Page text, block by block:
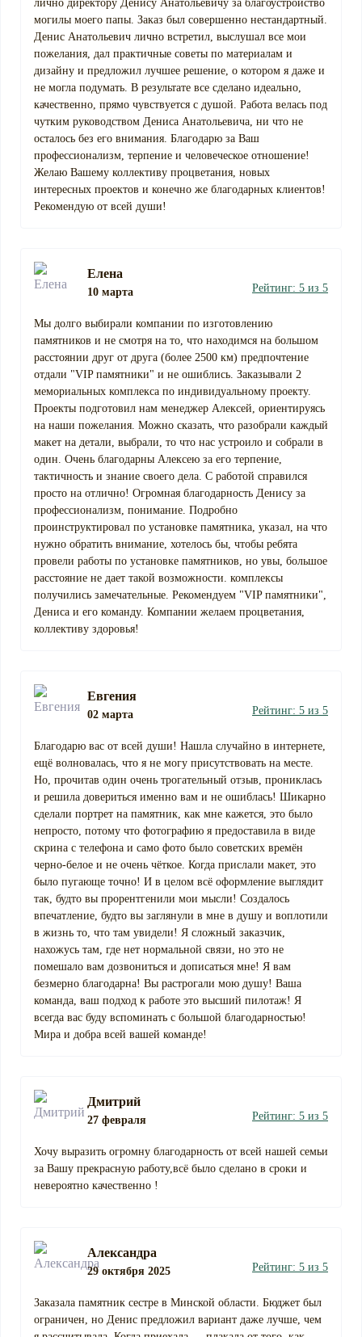
лично директору Денису Анатольевичу за благоустройство
могилы моего папы. Заказ был совершенно нестандартный.
Денис Анатольевич лично встретил, выслушал все мои
пожелания, дал практичные советы по материалам и
дизайну и предложил лучшее решение, о котором я даже и
не могла подумать. В результате все сделано идеально,
качественно, прямо чувствуется с душой. Работа велась под
чутким руководством Дениса Анатольевича, ни что не
осталось без его внимания. Благодарю за Ваш
профессионализм, терпение и человеческое отношение!
Желаю Вашему коллективу процветания, новых
интересных проектов и конечно же благодарных клиентов!
Рекомендую от всей души!
Елена
10 марта Рейтинг: 5 из 5
Мы долго выбирали компании по изготовлению
памятников и не смотря на то, что находимся на большом
расстоянии друг от друга (более 2500 км) предпочтение
отдали "VIP памятники" и не ошиблись. Заказывали 2
мемориальных комплекса по индивидуальному проекту.
Проекты подготовил нам менеджер Алексей, ориентируясь
на наши пожелания. Можно сказать, что разобрали каждый
макет на детали, выбрали, то что нас устроило и собрали в
один. Очень благодарны Алексею за его терпение,
тактичность и знание своего дела. С работой справился
просто на отлично! Огромная благодарность Денису за
профессионализм, понимание. Подробно
проинструктировал по установке памятника, указал, на что
нужно обратить внимание, хотелось бы, чтобы ребята
провели работы по установке памятников, но увы, большое
расстояние не дает такой возможности. комплексы
получились замечательные. Рекомендуем "VIP памятники",
Дениса и его команду. Компании желаем процветания,
коллективу здоровья!
Евгения
02 марта Рейтинг: 5 из 5
Благодарю вас от всей души! Нашла случайно в интернете,
ещё волновалась, что я не могу присутствовать на месте.
Но, прочитав один очень трогательный отзыв, прониклась
и решила довериться именно вам и не ошиблась! Шикарно
сделали портрет на памятник, как мне кажется, это было
непросто, потому что фотографию я предоставила в виде
скрина с телефона и само фото было советских времён
черно-белое и не очень чёткое. Когда прислали макет, это
было пугающе точно! И в целом всё оформление выглядит
так, будто вы прорентгенили мои мысли! Создалось
впечатление, будто вы заглянули в мне в душу и воплотили
в жизнь то, что там увидели! Я сложный заказчик,
нахожусь там, где нет нормальной связи, но это не
помешало вам дозвониться и дописаться мне! Я вам
безмерно благодарна! Вы растрогали мою душу! Ваша
команда, ваш подход к работе это высший пилотаж! Я
всегда вас буду вспоминать с большой благодарностью!
Мира и добра всей вашей команде!
Дмитрий
27 февраля Рейтинг: 5 из 5
Хочу выразить огромну благодарность от всей нашей семьи
за Вашу прекрасную работу,всё было сделано в сроки и
невероятно качественно !
Александра
29 октября 2025 Рейтинг: 5 из 5
Заказала памятник сестре в Минской области. Бюджет был
ограничен, но Денис предложил вариант даже лучше, чем